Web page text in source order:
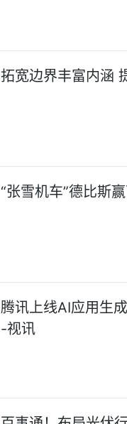
拓宽边界丰富内涵
“张雪机车”德比斯
腾讯上线AI应用生
-视讯